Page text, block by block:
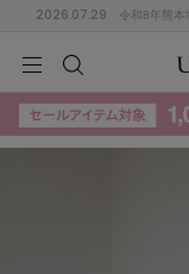
2026.07.29 令和8年熊本
検索
KIDSBABYBEAUTY
(715)
KIDSBABYBEAUTY